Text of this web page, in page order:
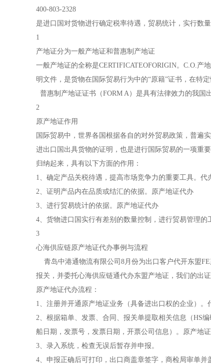
400-803-2328
是进口国对货物进行确定税率待遇，贸易统计，实行数
1
产地证分为一般产地证和普惠制产地证
一般产地证的全称是CERTIFICATEOFORIGIN。C.O.
明文件，是货物在国际贸易行为中的“原籍”证书，在特
普惠制产地证证书（FORM A）是具有法律效力的我
2
原产地证作用
国际贸易中，世界各国根据各自的对外贸易政策，普遍
进出口国出具货物的证明，也是进行国际贸易的一项重
归纳起来，具有以下方面的作用：
1、确定产品关税待遇，提高市场竞争力的重要工具。代
2、证明产品内在品质或结汇的依据。原产地证代办
3、进行贸易统计的依据。原产地证代办
4、货物进口国实行有差别的数量控制，进行贸易管理的
3
心海供应链原产地证代办事例与流程
青岛中港通物流有限公司8月份为出口客户代开东盟
报关，并委托心海供应链通代办东盟产地证，我们的出
原产地证代办流程：
1、注册并开通原产地证业务（具备进出口权的企业）。
2、根据箱单、发票、合同、报关单提取相关信息（HS
船日期，发票号，发票日期，开票公司信息）。原产地
3、录入系统，检查无误后暂存并申报。
4、申报正确后可打印，出口商盖章签字，商检局审单